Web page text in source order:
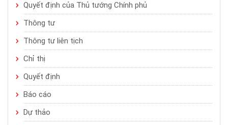
Quyết định của Thủ tướng Chính phủ
Thông tư
Thông tư liên tịch
Chỉ thị
Quyết định
Báo cáo
Dự thảo